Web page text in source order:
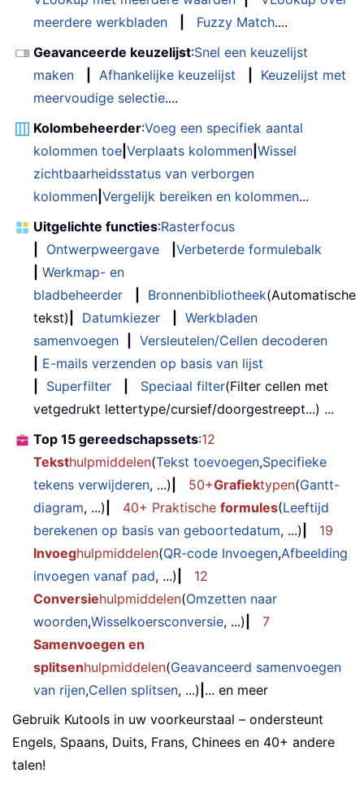
meerdere werkbladen
Fuzzy Match....
Geavanceerde keuzelijst:Snel een keuzelijst
maken
Afhankelijke keuzelijst
Keuzelijst met
meervoudige selectie....
Kolombeheerder:Voeg een specifiek aantal
kolommen toe Verplaats kolommen Wissel
zichtbaarheidsstatus van verborgen
kolommen Vergelijk bereiken en kolommen...
Uitgelichte functies:Rasterfocus
Ontwerpweergave
Verbeterde formulebalk
Werkmap- en
bladbeheerder
Bronnenbibliotheek(Automatische
tekst)
Datumkiezer
Werkbladen
samenvoegen
Versleutelen/Cellen decoderen
E-mails verzenden op basis van lijst
Superfilter Speciaal filter(Filter cellen met
vetgedrukt lettertype/cursief/doorgestreept...) ...
Top 15 gereedschapssets:12
Teksthulpmiddelen(Tekst toevoegen,Specifieke
tekens verwijderen, ...) 50+Grafiektypen(Gantt-
diagram, ...) 40+ Praktische formules(Leeftijd
berekenen op basis van geboortedatum, ...)
19
Invoeghulpmiddelen(QR-code Invoegen,Afbeelding
invoegen vanaf pad, ...)
12
Conversiehulpmiddelen(Omzetten naar
woorden,Wisselkoersconversie, ...)
7
Samenvoegen en
splitsenhulpmiddelen(Geavanceerd samenvoegen
van rijen,Cellen splitsen, ...) ... en meer
Gebruik Kutools in uw voorkeurstaal – ondersteunt
Engels, Spaans, Duits, Frans, Chinees en 40+ andere
talen!